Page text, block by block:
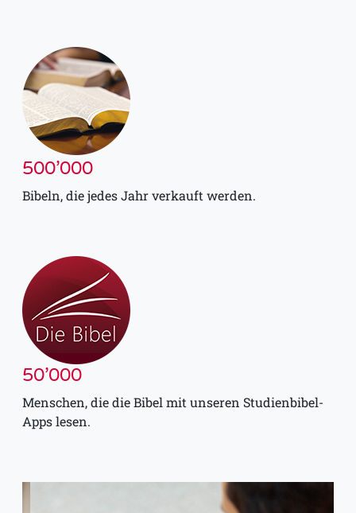
500’000
Bibeln, die jedes Jahr verkauft werden.
50’000
Menschen, die die Bibel mit unseren Studienbibel-
Apps lesen.